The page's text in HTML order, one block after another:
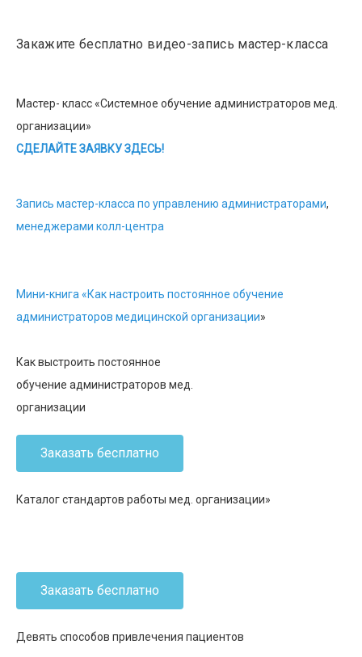
Закажите бесплатно видео-запись мастер-класса
Мастер- класс «Системное обучение администраторов мед.
организации»
СДЕЛАЙТЕ ЗАЯВКУ ЗДЕСЬ!
Запись мастер-класса по управлению администраторами,
менеджерами колл-центра
Мини-книга «Как настроить постоянное обучение
администраторов медицинской организации»
Как выстроить постоянное
обучение администраторов мед.
организации
Заказать бесплатно
Каталог стандартов работы мед. организации»
Заказать бесплатно
Девять способов привлечения пациентов